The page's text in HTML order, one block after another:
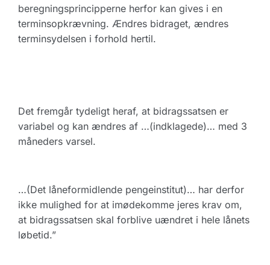
beregningsprincipperne herfor kan gives i en
terminsopkrævning. Ændres bidraget, ændres
terminsydelsen i forhold hertil.
Det fremgår tydeligt heraf, at bidragssatsen er
variabel og kan ændres af …(indklagede)… med 3
måneders varsel.
…(Det låneformidlende pengeinstitut)… har derfor
ikke mulighed for at imødekomme jeres krav om,
at bidragssatsen skal forblive uændret i hele lånets
løbetid.”